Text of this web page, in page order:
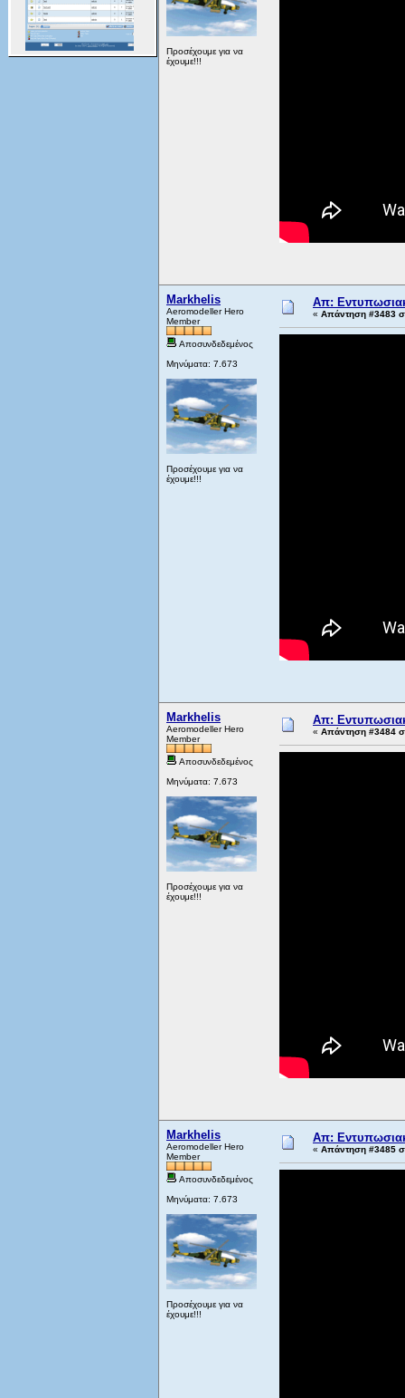
Προσέχουμε για να
έχουμε!!!
Markhelis
Aeromodeller Hero
Member
Αποσυνδεδεμένος
Μηνύματα: 7.673
Προσέχουμε για να
έχουμε!!!
Απ:
« Απάντηση #3483
Markhelis
Aeromodeller Hero
Member
Αποσυνδεδεμένος
Μηνύματα: 7.673
Προσέχουμε για να
έχουμε!!!
Απ:
« Απάντηση #3484
Markhelis
Aeromodeller Hero
Member
Αποσυνδεδεμένος
Μηνύματα: 7.673
Προσέχουμε για να
έχουμε!!!
Απ:
« Απάντηση #3485